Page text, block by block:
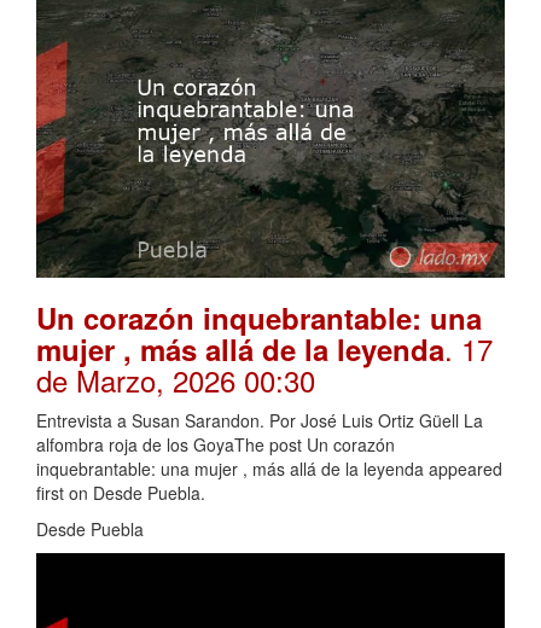
Un corazón inquebrantable: una
mujer , más allá de la leyenda. 17
de Marzo, 2026 00:30
Entrevista a Susan Sarandon. Por José Luis Ortiz Güell La
alfombra roja de los GoyaThe post Un corazón
inquebrantable: una mujer , más allá de la leyenda appeared
first on Desde Puebla.
Desde Puebla